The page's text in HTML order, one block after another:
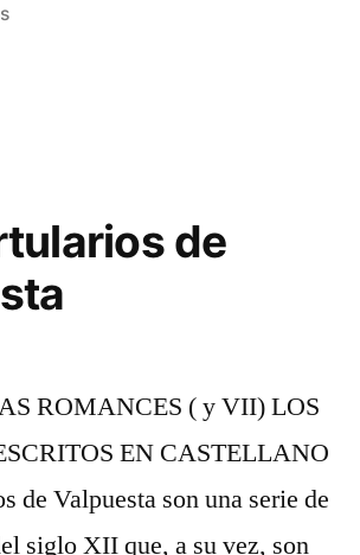
em
de
ROMANCES ( y VII) LOS
EN CASTELLANO
de Valpuesta son una serie de
siglo XII que, a su vez, son